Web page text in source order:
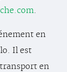
.
en
Il est
en